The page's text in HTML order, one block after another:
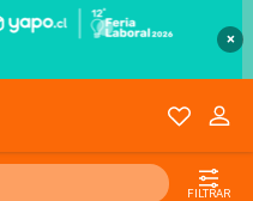
×
FILTRAR